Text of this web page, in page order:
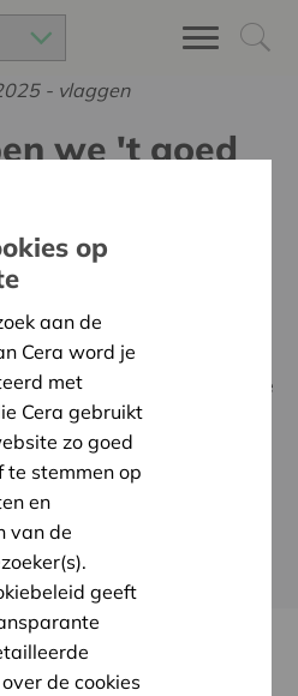
we 't goed
vennoten zijn we de
van het land. Cera is
voor en door vennoten.
en een uniek
en expertise. Samen
we meer en investeren we
goed doen en mensen
opbrengen voor ons
OVER CERA
op
aan de
Cera word je
met
Cera gebruikt
zo goed
te stemmen op
en
van de
geeft
de cookies